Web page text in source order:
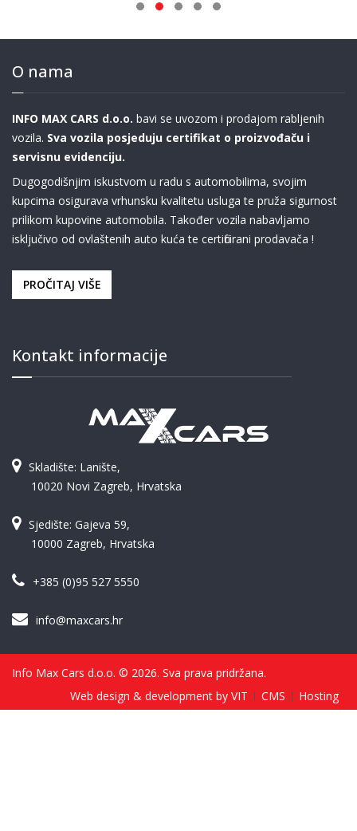
O nama
INFO MAX CARS d.o.o. bavi se uvozom i prodajom rabljenih
vozila. Sva vozila posjeduju certifikat o proizvođaču i
servisnu evidenciju.
Dugogodišnjim iskustvom u radu s automobilima, svojim
kupcima osigurava vrhunsku kvalitetu usluga te pruža sigurnost
prilikom kupovine automobila. Također vozila nabavljamo
isključivo od ovlaštenih auto kuća te certificirani prodavača !
PROČITAJ VIŠE
Kontakt informacije
Skladište: Lanište,
10020 Novi Zagreb, Hrvatska
Sjedište: Gajeva 59,
10000 Zagreb, Hrvatska
+385 (0)95 527 5550
info@maxcars.hr
Info Max Cars d.o.o. © 2026. Sva prava pridržana.
Web design & development by VIT
CMS Hosting